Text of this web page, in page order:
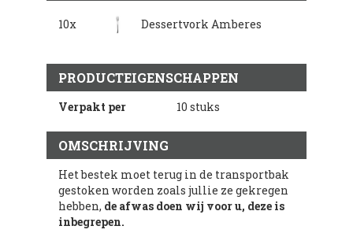
10x Dessertvork Amberes
PRODUCTEIGENSCHAPPEN
Verpakt per 10 stuks
OMSCHRIJVING
Het bestek moet terug in de transportbak
gestoken worden zoals jullie ze gekregen
hebben, de afwas doen wij voor u, deze is
inbegrepen.